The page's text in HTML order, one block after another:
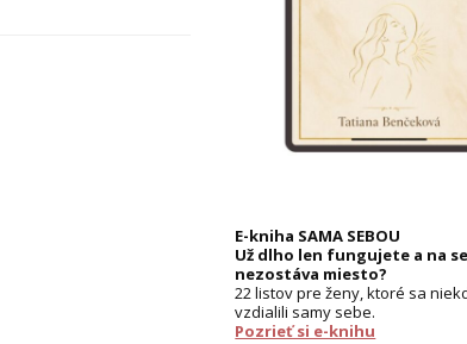
E-kniha SAMA SEBOU
Už dlho len fungujete a na
nezostáva miesto?
22 listov pre ženy, ktoré sa
vzdialili samy sebe.
Pozrieť si e-knihu